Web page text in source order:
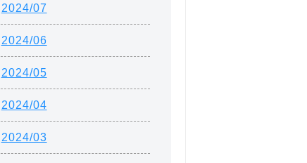
2024/07
2024/06
2024/05
2024/04
2024/03